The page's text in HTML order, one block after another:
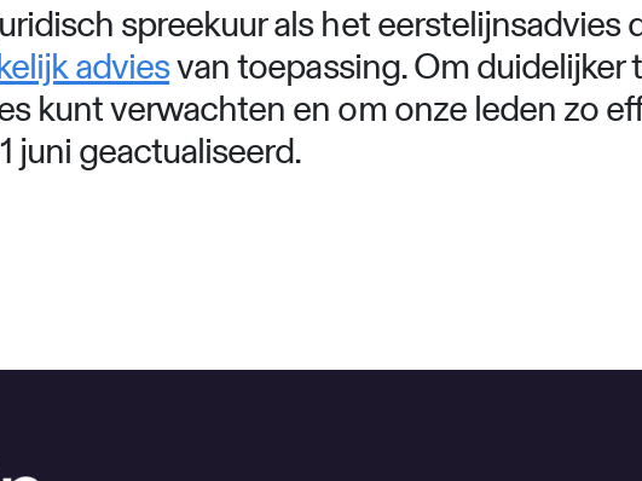
spreekuur als het eerstelijnsadvies
adviesvan toepassing. Om duidelijker
kunt verwachten en om onze leden zo
juni geactualiseerd.